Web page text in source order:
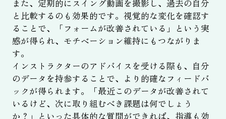
また、定期的にスイング動画を撮影し、過去の自分
と比較するのも効果的です。視覚的な変化を確認す
ることで、「フォームが改善されている」という実
感が得られ、モチベーション維持にもつながりま
す。
インストラクターのアドバイスを受ける際も、自分
のデータを持参することで、より的確なフィードバ
ックが得られます。「最近このデータが改善されて
いるけど、次に取り組むべき課題は何でしょう
か？」といった具体的な質問ができれば、指導も効